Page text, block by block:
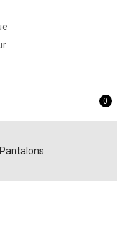
0
Pantalons